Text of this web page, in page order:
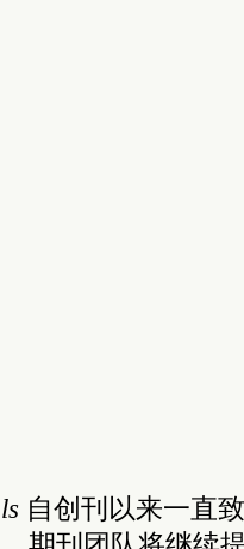
自创刊以来一直